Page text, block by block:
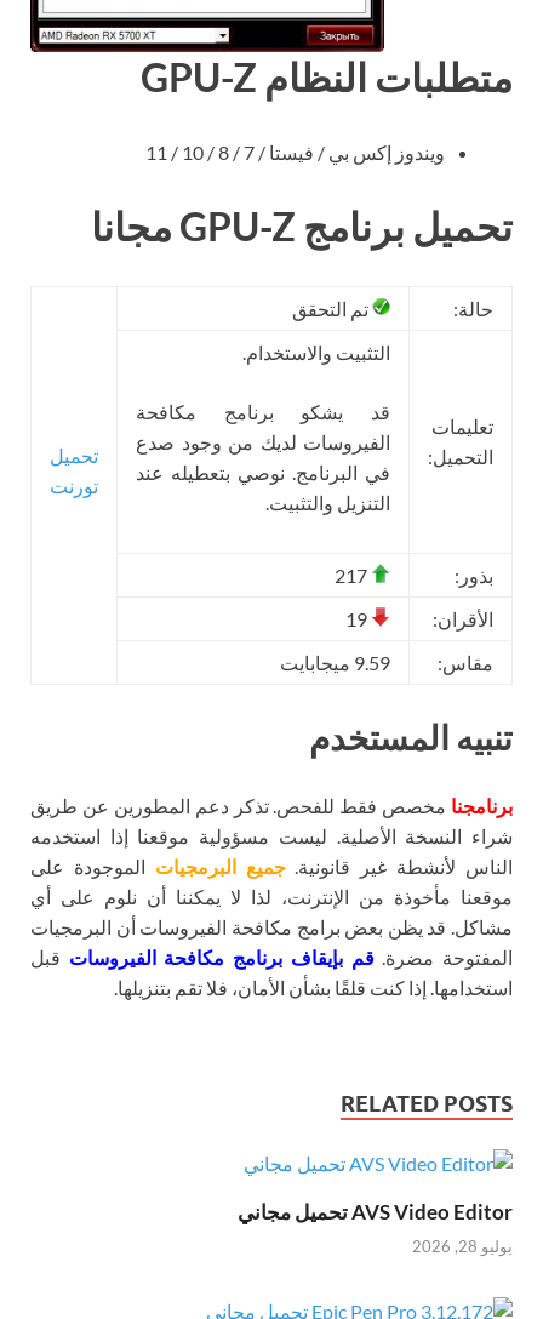
متطلبات النظام GPU-Z
ويندوز إكس بي / فيستا / 7 / 8 / 10 / 11
تحميل برنامج GPU-Z مجانا
حالة: تم التحقق
تحميل
تورنت
تعليمات
التحميل:
التثبيت والاستخدام.
قد يشكو برنامج مكافحة
الفيروسات لديك من وجود صدع
في البرنامج. نوصي بتعطيله عند
التنزيل والتثبيت.
بذور:
الأقران:
مقاس:
9.59 ميجابايت
تنبيه المستخدم
برنامجنا مخصص فقط للفحص. تذكر دعم المطورين عن طريق
شراء النسخة الأصلية. ليست مسؤولية موقعنا إذا استخدمه
الناس لأنشطة غير قانونية.جميع البرمجيات الموجودة على
موقعنا مأخوذة من الإنترنت، لذا لا يمكننا أن نلوم على أي
مشاكل. قد يظن بعض برامج مكافحة الفيروسات أن البرمجيات
المفتوحة مضرة.قم بإيقاف برنامج مكافحة الفيروسات قبل
استخدامها. إذا كنت قلقًا بشأن الأمان، فلا تقم بتنزيلها.
RELATED POSTS
AVS Video Editor تحميل مجاني
يوليو 28, 2026